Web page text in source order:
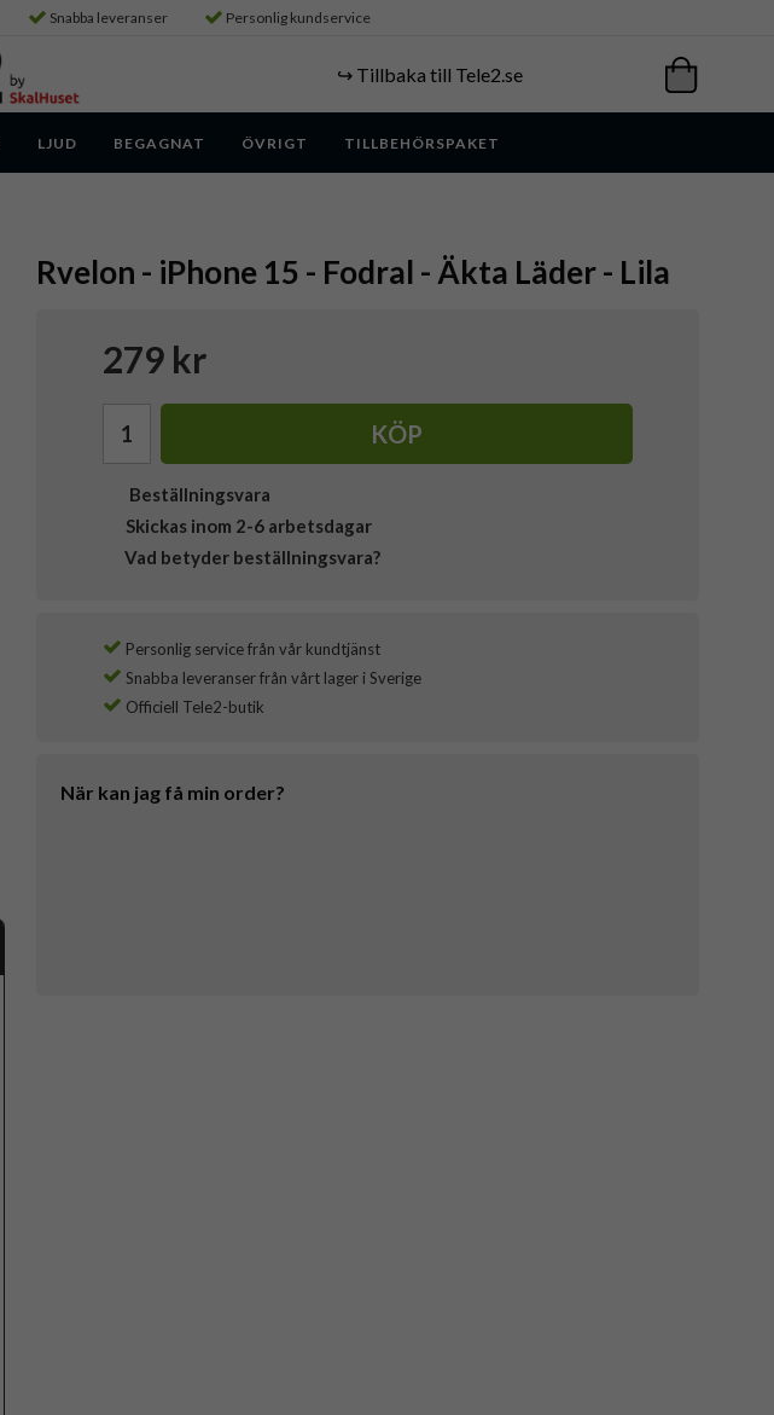
Snabba leveranser Personlig kundservice
↪️ Tillbaka till Tele2.se
LJUD BEGAGNAT ÖVRIGT TILLBEHÖRSPAKET
Rvelon - iPhone 15 - Fodral - Äkta Läder - Lila
279 kr
KÖP
Beställningsvara
Skickas inom 2-6 arbetsdagar
Vad betyder beställningsvara?
Personlig service från vår kundtjänst
Snabba leveranser från vårt lager i Sverige
Officiell Tele2-butik
När kan jag få min order?